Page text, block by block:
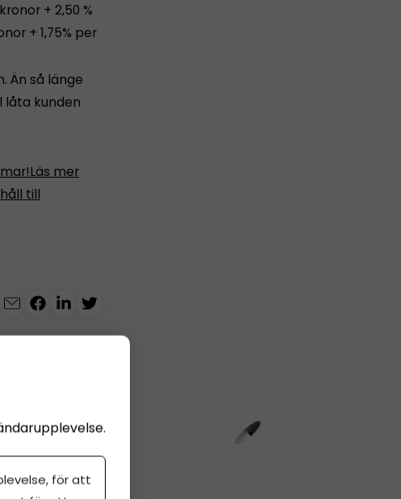
+ 2,50 %
+ 1,75% per
Än så länge
låta kunden
Läs mer
till
för att